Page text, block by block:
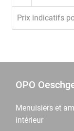
Prix indicatifs
OPO
Menuisiers et
intérieur